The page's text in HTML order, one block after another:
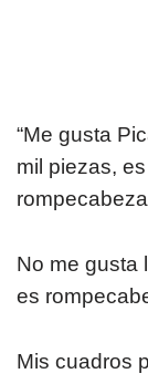
“Me gusta
mil piezas,
No me gusta
es
Mis cuadros